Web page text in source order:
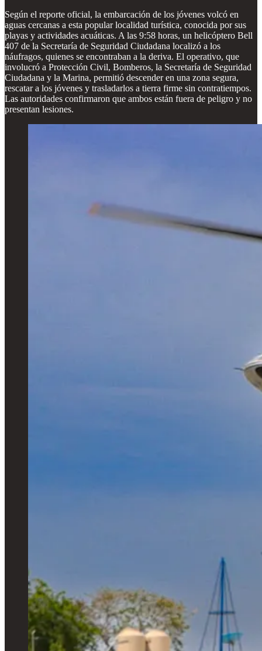
Según el reporte oficial, la embarcación de los jóvenes volcó en
aguas cercanas a esta popular localidad turística, conocida por sus
playas y actividades acuáticas. A las 9:58 horas, un helicóptero Bell
407 de la Secretaría de Seguridad Ciudadana localizó a los
náufragos, quienes se encontraban a la deriva. El operativo, que
involucró a Protección Civil, Bomberos, la Secretaría de Seguridad
Ciudadana y la Marina, permitió descender en una zona segura,
rescatar a los jóvenes y trasladarlos a tierra firme sin contratiempos.
Las autoridades confirmaron que ambos están fuera de peligro y no
presentan lesiones.